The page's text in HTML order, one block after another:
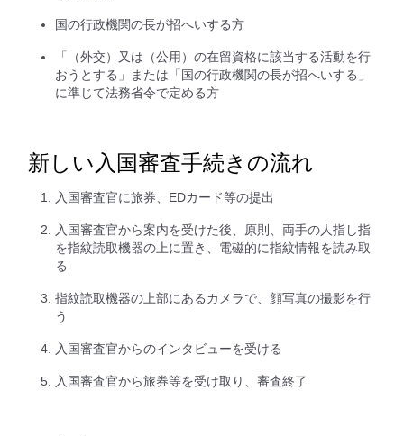
国の行政機関の長が招へいする方
「（外交）又は（公用）の在留資格に該当する活動を行
おうとする」または「国の行政機関の長が招へいする」
に準じて法務省令で定める方
新しい入国審査手続きの流れ
入国審査官に旅券、EDカード等の提出
入国審査官から案内を受けた後、原則、両手の人指し指
を指紋読取機器の上に置き、電磁的に指紋情報を読み取
る
指紋読取機器の上部にあるカメラで、顔写真の撮影を行
う
入国審査官からのインタビューを受ける
入国審査官から旅券等を受け取り、審査終了